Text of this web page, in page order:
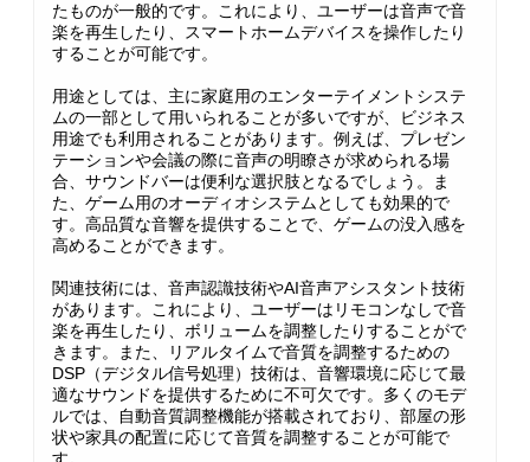
たものが一般的です。これにより、ユーザーは音声で音
楽を再生したり、スマートホームデバイスを操作したり
することが可能です。
用途としては、主に家庭用のエンターテイメントシステ
ムの一部として用いられることが多いですが、ビジネス
用途でも利用されることがあります。例えば、プレゼン
テーションや会議の際に音声の明瞭さが求められる場
合、サウンドバーは便利な選択肢となるでしょう。ま
た、ゲーム用のオーディオシステムとしても効果的で
す。高品質な音響を提供することで、ゲームの没入感を
高めることができます。
関連技術には、音声認識技術やAI音声アシスタント技術
があります。これにより、ユーザーはリモコンなしで音
楽を再生したり、ボリュームを調整したりすることがで
きます。また、リアルタイムで音質を調整するための
DSP（デジタル信号処理）技術は、音響環境に応じて最
適なサウンドを提供するために不可欠です。多くのモデ
ルでは、自動音質調整機能が搭載されており、部屋の形
状や家具の配置に応じて音質を調整することが可能で